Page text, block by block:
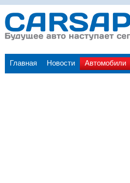
Главная Новости Автомобили